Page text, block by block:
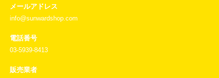
メールアドレス
info@sunwardshop.com
電話番号
03-5939-8413
販売業者